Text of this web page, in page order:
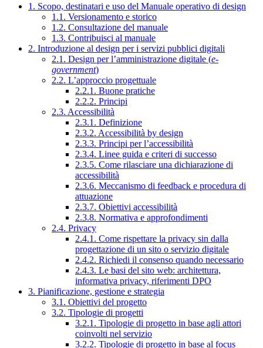
1. Scopo, destinatari e uso del Manuale operativo di design
1.1. Versionamento e storico
1.2. Consultazione del manuale
1.3. Contribuisci al manuale
2. Introduzione al design per i servizi pubblici digitali
2.1. Design per l’amministrazione digitale (e-
government)
2.2. L’approccio progettuale
2.2.1. Buone pratiche
2.2.2. Principi
2.3. Accessibilità
2.3.1. Definizione
2.3.2. Accessibilità by design
2.3.3. Principi per l’accessibilità
2.3.4. Linee guida e criteri di successo
2.3.5. Come rilasciare una dichiarazione di
accessibilità
2.3.6. Meccanismo di feedback e procedura di
attuazione
2.3.7. Obiettivi accessibilità
2.3.8. Normativa e approfondimenti
2.4. Privacy
2.4.1. Come rispettare la privacy sin dalla
progettazione di un sito o servizio digitale
2.4.2. Richiedi il consenso quando necessario
2.4.3. Le basi del sito web: architettura,
informativa privacy, riferimenti DPO
3. Pianificazione, gestione e strategia
3.1. Obiettivi del progetto
3.2. Tipologie di progetti
3.2.1. Tipologie di progetto in base agli attori
coinvolti nel servizio
3.2.2. Tipologie di progetto in base al focus